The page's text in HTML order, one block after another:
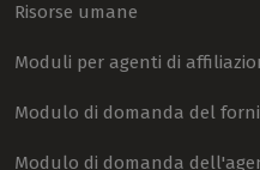
Risorse umane
Moduli per agenti di
Modulo di domanda del
Modulo di domanda